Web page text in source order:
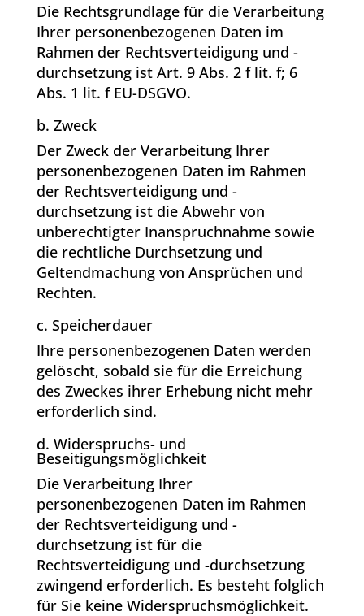
Die Rechtsgrundlage für die Verarbeitung
Ihrer personenbezogenen Daten im
Rahmen der Rechtsverteidigung und -
durchsetzung ist Art. 9 Abs. 2 f lit. f; 6
Abs. 1 lit. f EU-DSGVO.
b. Zweck
Der Zweck der Verarbeitung Ihrer
personenbezogenen Daten im Rahmen
der Rechtsverteidigung und -
durchsetzung ist die Abwehr von
unberechtigter Inanspruchnahme sowie
die rechtliche Durchsetzung und
Geltendmachung von Ansprüchen und
Rechten.
c. Speicherdauer
Ihre personenbezogenen Daten werden
gelöscht, sobald sie für die Erreichung
des Zweckes ihrer Erhebung nicht mehr
erforderlich sind.
d. Widerspruchs- und
Beseitigungsmöglichkeit
Die Verarbeitung Ihrer
personenbezogenen Daten im Rahmen
der Rechtsverteidigung und -
durchsetzung ist für die
Rechtsverteidigung und -durchsetzung
zwingend erforderlich. Es besteht folglich
für Sie keine Widerspruchsmöglichkeit.